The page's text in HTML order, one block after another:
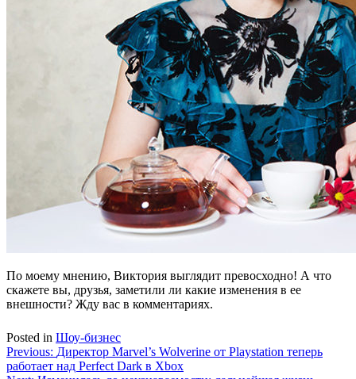
По моему мнению, Виктория выглядит превосходно! А что
скажете вы, друзья, заметили ли какие изменения в ее
внешности? Жду вас в комментариях.
Posted in Шоу-бизнес
Навигация
Previous: Директор Marvel’s Wolverine от Playstation теперь
работает над Perfect Dark в Xbox